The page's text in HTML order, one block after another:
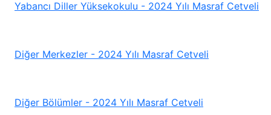
Yabancı Diller Yüksekokulu - 2024 Yılı Masraf Cetveli
Diğer Merkezler - 2024 Yılı Masraf Cetveli
Diğer Bölümler - 2024 Yılı Masraf Cetveli